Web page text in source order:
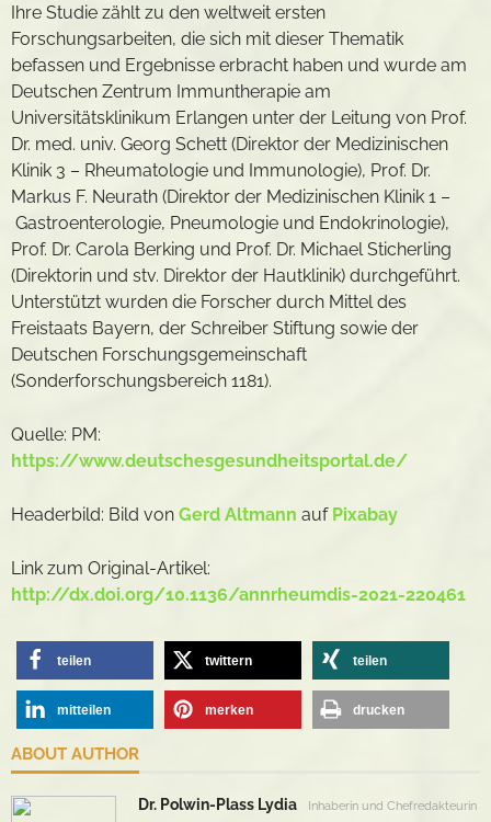
Ihre Studie zählt zu den weltweit ersten
Forschungsarbeiten, die sich mit dieser Thematik
befassen und Ergebnisse erbracht haben und wurde am
Deutschen Zentrum Immuntherapie am
Universitätsklinikum Erlangen unter der Leitung von Prof.
Dr. med. univ. Georg Schett (Direktor der Medizinischen
Klinik 3 – Rheumatologie und Immunologie), Prof. Dr.
Markus F. Neurath (Direktor der Medizinischen Klinik 1 –
Gastroenterologie, Pneumologie und Endokrinologie),
Prof. Dr. Carola Berking und Prof. Dr. Michael Sticherling
(Direktorin und stv. Direktor der Hautklinik) durchgeführt.
Unterstützt wurden die Forscher durch Mittel des
Freistaats Bayern, der Schreiber Stiftung sowie der
Deutschen Forschungsgemeinschaft
(Sonderforschungsbereich 1181).
Quelle: PM:
https://www.deutschesgesundheitsportal.de/
Headerbild: Bild von Gerd Altmann auf Pixabay
Link zum Original-Artikel:
http://dx.doi.org/10.1136/annrheumdis-2021-220461
teilen twittern teilen
mitteilen merken drucken
ABOUT AUTHOR
Dr. Polwin-Plass Lydia Inhaberin und Chefredakteurin